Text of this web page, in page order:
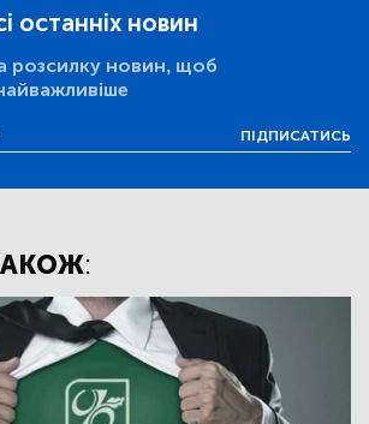
останніх новин
розсилку новин, щоб
ПІДПИСАТИСЬ